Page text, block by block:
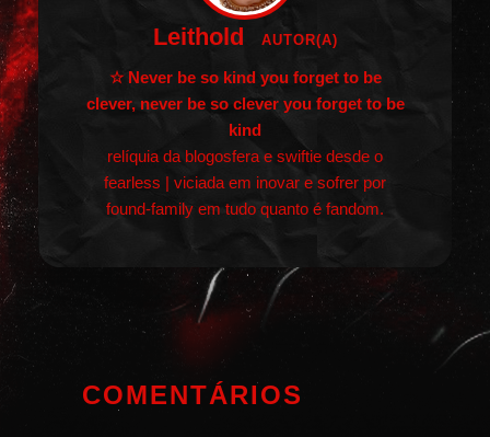
Leithold AUTOR(A)
☆ Never be so kind you forget to be
clever, never be so clever you forget to be
kind
relíquia da blogosfera e swiftie desde o
fearless | viciada em inovar e sofrer por
found-family em tudo quanto é fandom.
COMENTÁRIOS